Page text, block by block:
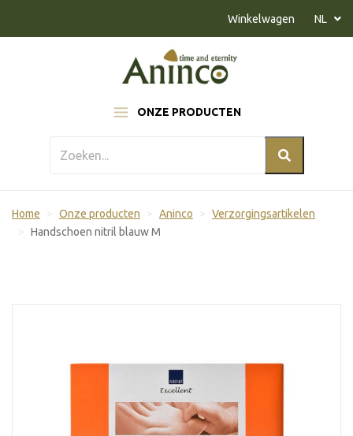
ONZE PRODUCTEN
Winkelwagen NL
Home Onze producten Aninco
Verzorgingsartikelen
Handschoen nitril blauw M